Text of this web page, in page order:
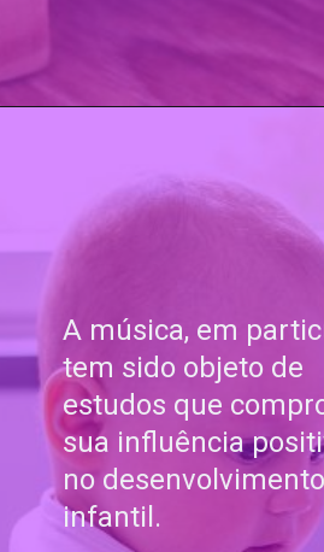
A música, em
tem sido objeto de
estudos que
sua influência
no desenvolvimento
infantil.